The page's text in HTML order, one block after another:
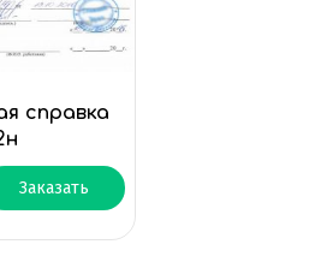
справка
Заказать